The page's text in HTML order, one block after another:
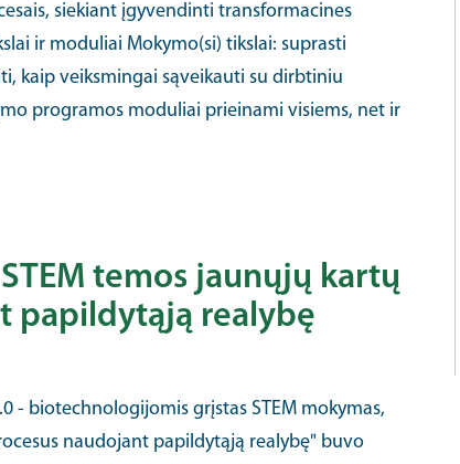
siekiant įgyvendinti transformacines
ir moduliai Mokymo(si) tikslai: suprasti
kaip veiksmingai sąveikauti su dirbtiniu
programos moduliai prieinami visiems, net ir
temos jaunųjų kartų
papildytąją realybę
- biotechnologijomis grįstas STEM mokymas,
naudojant papildytąją realybę" buvo